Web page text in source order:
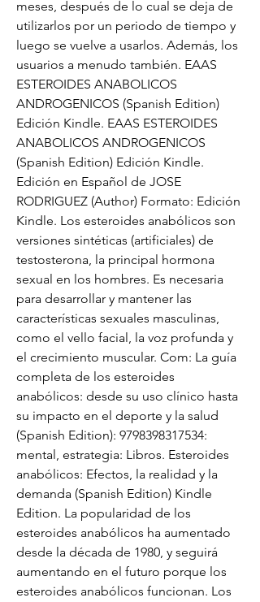
meses, después de lo cual se deja de
utilizarlos por un periodo de tiempo y
luego se vuelve a usarlos. Además, los
usuarios a menudo también. EAAS
ESTEROIDES ANABOLICOS
ANDROGENICOS (Spanish Edition)
Edición Kindle. EAAS ESTEROIDES
ANABOLICOS ANDROGENICOS
(Spanish Edition) Edición Kindle.
Edición en Español de JOSE
RODRIGUEZ (Author) Formato: Edición
Kindle. Los esteroides anabólicos son
versiones sintéticas (artificiales) de
testosterona, la principal hormona
sexual en los hombres. Es necesaria
para desarrollar y mantener las
características sexuales masculinas,
como el vello facial, la voz profunda y
el crecimiento muscular. Com: La guía
completa de los esteroides
anabólicos: desde su uso clínico hasta
su impacto en el deporte y la salud
(Spanish Edition): 9798398317534:
mental, estrategia: Libros. Esteroides
anabólicos: Efectos, la realidad y la
demanda (Spanish Edition) Kindle
Edition. La popularidad de los
esteroides anabólicos ha aumentado
desde la década de 1980, y seguirá
aumentando en el futuro porque los
esteroides anabólicos funcionan. Los